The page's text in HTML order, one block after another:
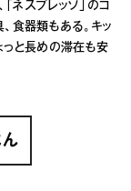
「ネスプレッソ」のコ
食器類もある。キッ
っと長めの滞在も安
ん